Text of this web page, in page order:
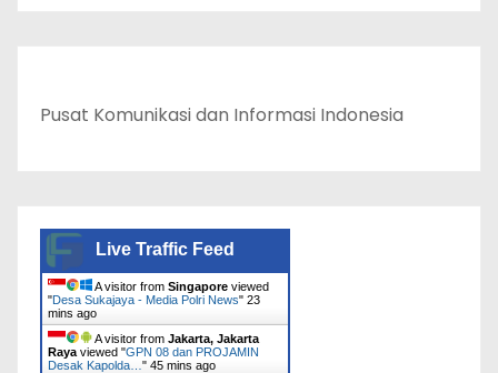
Pusat Komunikasi dan Informasi Indonesia
Live Traffic Feed
A visitor from Singapore viewed
"Desa Sukajaya - Media Polri News" 23
mins ago
A visitor from Jakarta, Jakarta
Raya viewed "GPN 08 dan PROJAMIN
Desak Kapolda… " 45 mins ago